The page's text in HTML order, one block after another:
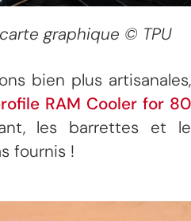
graphique © TPU
bien plus artisanales,
RAM Cooler for 80
les barrettes et le
fournis !